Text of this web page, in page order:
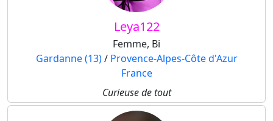
Leya122
Femme, Bi
Gardanne (13)/ Provence-Alpes-Côte d'Azur
France
Curieuse de tout